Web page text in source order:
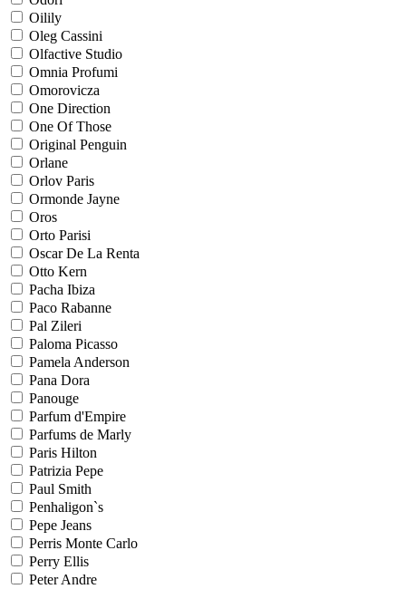
Oilily
Oleg Cassini
Olfactive Studio
Omnia Profumi
Omorovicza
One Direction
One Of Those
Original Penguin
Orlane
Orlov Paris
Ormonde Jayne
Oros
Orto Parisi
Oscar De La Renta
Otto Kern
Pacha Ibiza
Paco Rabanne
Pal Zileri
Paloma Picasso
Pamela Anderson
Pana Dora
Panouge
Parfum d'Empire
Parfums de Marly
Paris Hilton
Patrizia Pepe
Paul Smith
Penhaligon`s
Pepe Jeans
Perris Monte Carlo
Perry Ellis
Peter Andre